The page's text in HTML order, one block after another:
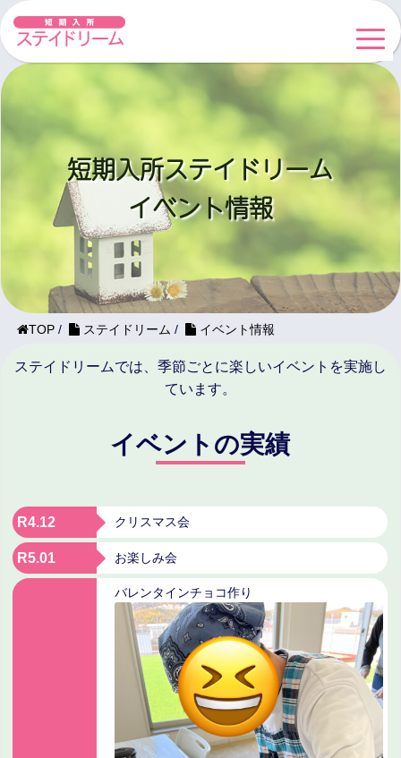
短期入所ステイドリーム
イベント情報
TOP/ ステイドリーム / イベント情報
ステイドリームでは、季節ごとに楽しいイベントを実施し
ています。
イベントの実績
R4.12 クリスマス会
R5.01 お楽しみ会
バレンタインチョコ作り